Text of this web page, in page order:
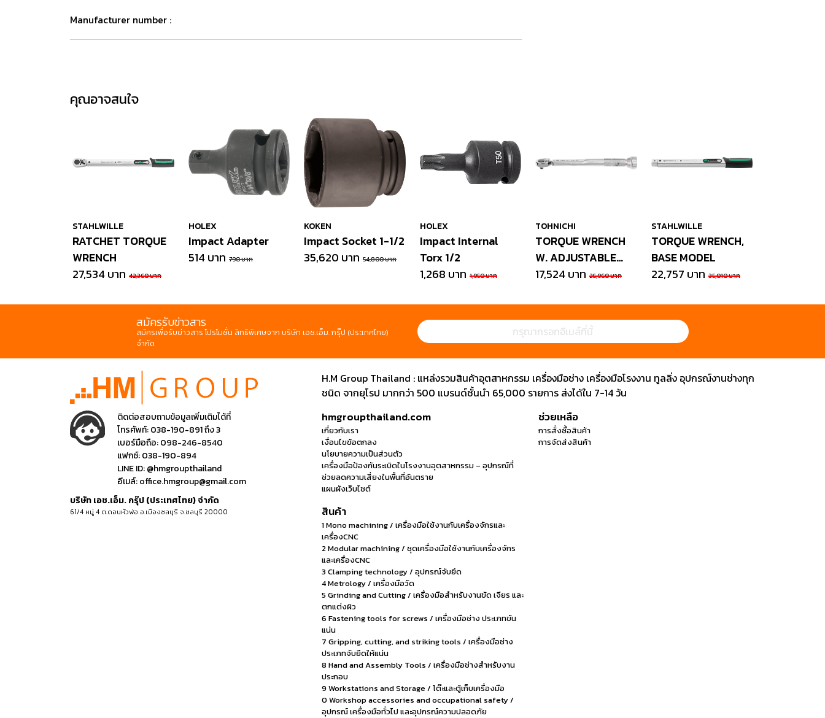
Manufacturer number :
คุณอาจสนใจ
STAHLWILLE
RATCHET TORQUE
WRENCH
27,534 บาท 42,360 บาท
HOLEX
Impact Adapter
514 บาท 790 บาท
KOKEN
Impact Socket 1-1/2
35,620 บาท 54,800 บาท
HOLEX
Impact Internal
Torx 1/2
1,268 บาท 1,950 บาท
TOHNICHI
TORQUE WRENCH
W. ADJUSTABLE
SCALE
17,524 บาท 26,960 บาท
STAHLWILLE
TORQUE WRENCH,
BASE MODEL
22,757 บาท 35,010 บาท
สมัครรับข่าวสาร
สมัครเพื่อรับข่าวสาร โปรโมชั่น สิทธิพิเศษจาก บริษัท เอช.เอ็ม. กรุ๊ป (ประเทศไทย)
จำกัด
ติดต่อสอบถามข้อมูลเพิ่มเติมได้ที่
โทรศัพท์:038-190-891 ถึง 3
เบอร์มือถือ:098-246-8540
แฟกซ์:038-190-894
LINE ID:@hmgroupthailand
อีเมล์:office.hmgroup@gmail.com
บริษัท เอช.เอ็ม. กรุ๊ป (ประเทศไทย) จำกัด
61/4 หมู่ 4 ต.ดอนหัวฬ่อ อ.เมืองชลบุรี จ.ชลบุรี 20000
H.M Group Thailand : แหล่งรวมสินค้าอุตสาหกรรม เครื่องมือช่าง เครื่องมือโรงงาน ทูลลิ่ง อุปกรณ์งานช่างทุก
ชนิด จากยุโรป มากกว่า 500 แบรนด์ชั้นนำ 65,000 รายการ ส่งได้ใน 7-14 วัน
hmgroupthailand.com
เกี่ยวกับเรา
เงื่อนไขข้อตกลง
นโยบายความเป็นส่วนตัว
เครื่องมือป้องกันระเบิดในโรงงานอุตสาหกรรม – อุปกรณ์ที่
ช่วยลดความเสี่ยงในพื้นที่อันตราย
แผนผังเว็บไซต์
ช่วยเหลือ
การสั่งซื้อสินค้า
การจัดส่งสินค้า
สินค้า
1 Mono machining / เครื่องมือใช้งานกับเครื่องจักรและ
เครื่องCNC
2 Modular machining / ชุดเครื่องมือใช้งานกับเครื่องจักร
และเครื่องCNC
3 Clamping technology / อุปกรณ์จับยึด
4 Metrology / เครื่องมือวัด
5 Grinding and Cutting / เครื่องมือสำหรับงานขัด เจียร และ
ตกแต่งผิว
6 Fastening tools for screws / เครื่องมือช่าง ประเภทขัน
แน่น
7 Gripping, cutting, and striking tools / เครื่องมือช่าง
ประเภทจับยึดให้แน่น
8 Hand and Assembly Tools / เครื่องมือช่างสำหรับงาน
ประกอบ
9 Workstations and Storage / โต๊ะและตู้เก็บเครื่องมือ
0 Workshop accessories and occupational safety /
อุปกรณ์ เครื่องมือทั่วไป และอุปกรณ์ความปลอดภัย